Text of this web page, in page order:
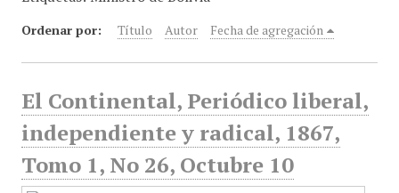
Ordenar por: Título Autor Fecha de agregación
El Continental, Periódico liberal,
independiente y radical, 1867,
Tomo 1, No 26, Octubre 10